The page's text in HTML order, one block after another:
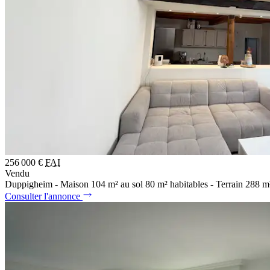
256 000 € FAI
Vendu
Duppigheim - Maison 104 m² au sol 80 m² habitables - Terrain 288
Consulter l'annonce